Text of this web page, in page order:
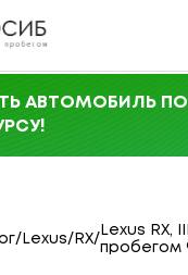
АВТОМОБИЛЬ ПО
/ Lexus/ RX/
Lexus RX,
пробегом